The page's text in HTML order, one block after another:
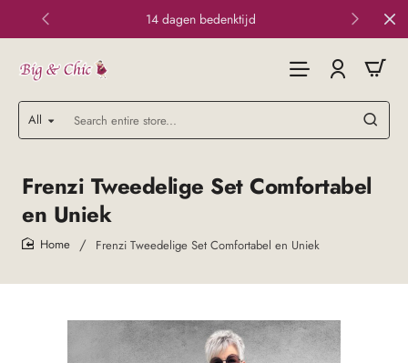
14 dagen bedenktijd
All
Search
entire
Frenzi Tweedelige Set Comfortabel
en Uniek
Frenzi Tweedelige Set Comfortabel en Uniek